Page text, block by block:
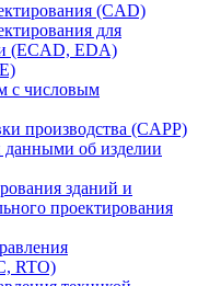
(CAD)
для
(ECAD, EDA)
с числовым
производства (CAPP)
об изделии
зданий и
проектирования
RTO)